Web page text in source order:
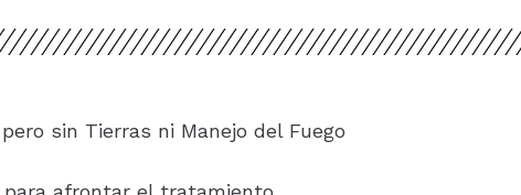
sin Tierras ni Manejo del Fuego